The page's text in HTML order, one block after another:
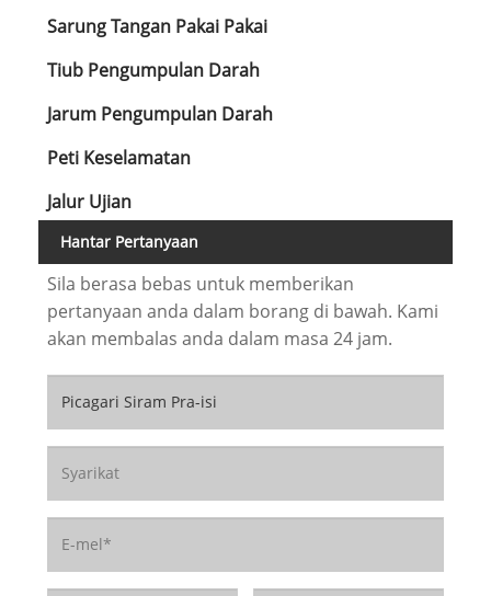
Sarung Tangan Pakai Pakai
Tiub Pengumpulan Darah
Jarum Pengumpulan Darah
Peti Keselamatan
Jalur Ujian
Hantar Pertanyaan
Sila berasa bebas untuk memberikan
pertanyaan anda dalam borang di bawah. Kami
akan membalas anda dalam masa 24 jam.